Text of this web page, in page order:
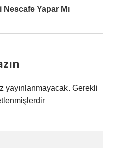
Yapar Mı
yayınlanmayacak. Gerekli